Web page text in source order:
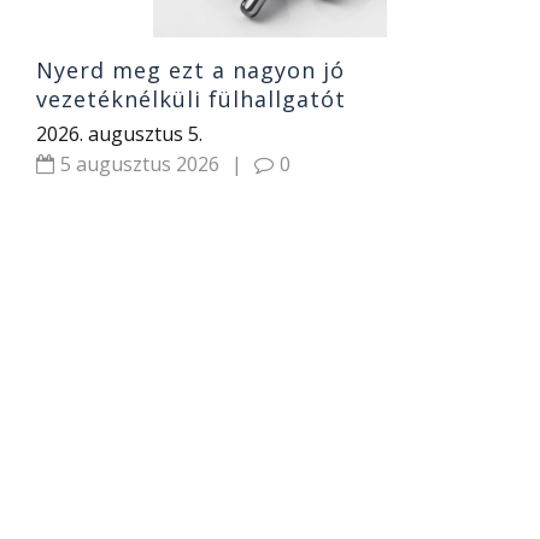
Nyerd meg ezt a nagyon jó
vezetéknélküli fülhallgatót
2026. augusztus 5.
5 augusztus 2026
| 0